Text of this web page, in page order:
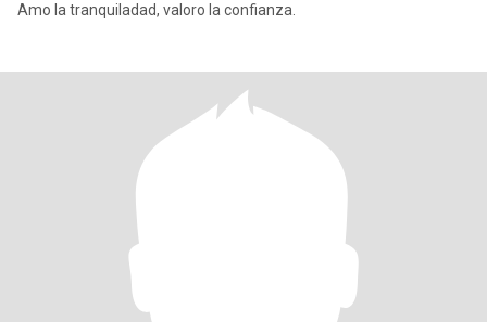
Amo la tranquiladad, valoro la confianza.